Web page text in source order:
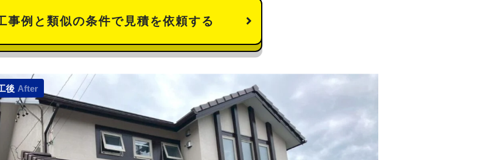
事例と類似の条件で見積を依頼する
後 After